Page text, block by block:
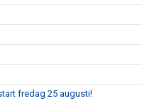
fredag 25 augusti!